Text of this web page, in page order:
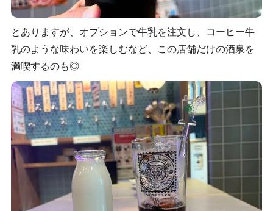
とありますが、オプションで牛乳を注文し、コーヒー牛
乳のような味わいを楽しむなど、この店舗だけの酒泉を
満喫するのも◎